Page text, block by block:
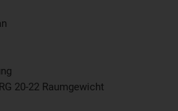
20-22 Raumgewicht